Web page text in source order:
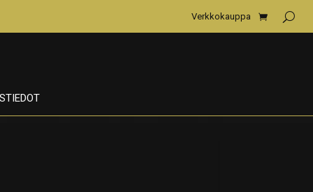
Verkkokauppa